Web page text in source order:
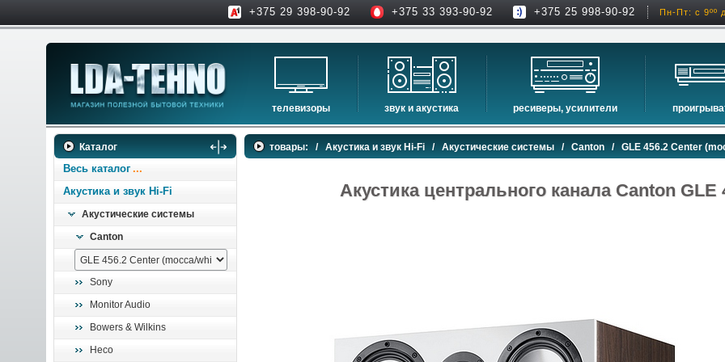
+375 29 398-90-92 +375 33 393-90-92 +375 25 998-90-92 Пн-Пт: с 9ºº
телевизоры
телевизоры
аксессуары для тв
звук и акустика
hi-fi акустика
музыкальные центры
шумоизоляция
ресиверы, усилители
проекторы
экраны для проекторов
сетевые
Каталог
Весь каталог
Акустика и звук Hi-Fi
Акустические системы
Canton
Sony
Monitor Audio
Bowers & Wilkins
Heco
товары: / Акустика и звук Hi-Fi / Акустические системы / Canton / GLE 456.2 Center
Акустика центрального канала Canton